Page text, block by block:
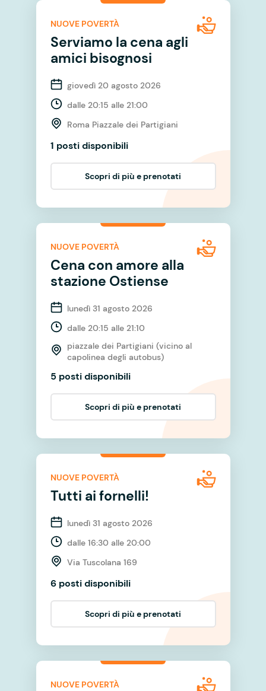
NUOVE POVERTÀ
Serviamo la cena agli
amici bisognosi
giovedì 20 agosto 2026
dalle 20:15 alle 21:00
Roma Piazzale dei Partigiani
1 posti disponibili
Scopri di più e prenotati
NUOVE POVERTÀ
Cena con amore alla
stazione Ostiense
lunedì 31 agosto 2026
dalle 20:15 alle 21:10
piazzale dei Partigiani (vicino al
capolinea degli autobus)
5 posti disponibili
Scopri di più e prenotati
NUOVE POVERTÀ
Tutti ai fornelli!
lunedì 31 agosto 2026
dalle 16:30 alle 20:00
Via Tuscolana 169
6 posti disponibili
Scopri di più e prenotati
NUOVE POVERTÀ